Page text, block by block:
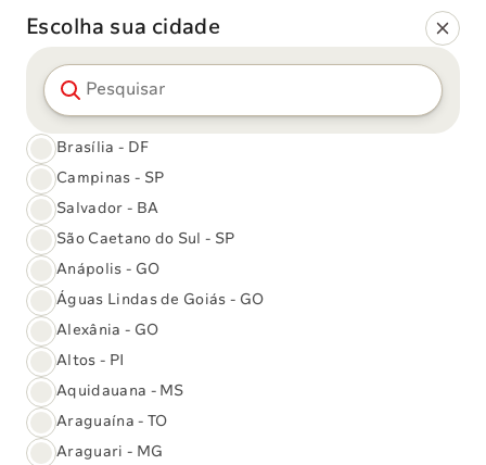
Exames
Laboratoriais
Resultado de
Exames
exames
Escolha sua cidade
Pesquisar cidade
Brasília - DF
Campinas - SP
Salvador - BA
São Caetano do Sul - SP
Anápolis - GO
Águas Lindas de Goiás - GO
Alexânia - GO
Altos - PI
Aquidauana - MS
Araguaína - TO
Araguari - MG